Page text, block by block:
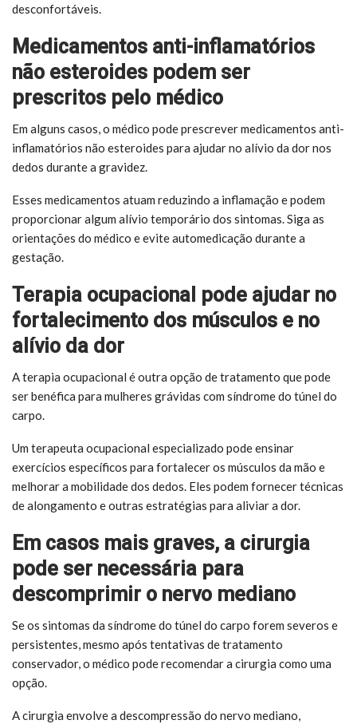
desconfortáveis.
Medicamentos anti-inflamatórios
não esteroides podem ser
prescritos pelo médico
Em alguns casos, o médico pode prescrever medicamentos anti-
inflamatórios não esteroides para ajudar no alívio da dor nos
dedos durante a gravidez.
Esses medicamentos atuam reduzindo a inflamação e podem
proporcionar algum alívio temporário dos sintomas. Siga as
orientações do médico e evite automedicação durante a
gestação.
Terapia ocupacional pode ajudar no
fortalecimento dos músculos e no
alívio da dor
A terapia ocupacional é outra opção de tratamento que pode
ser benéfica para mulheres grávidas com síndrome do túnel do
carpo.
Um terapeuta ocupacional especializado pode ensinar
exercícios específicos para fortalecer os músculos da mão e
melhorar a mobilidade dos dedos. Eles podem fornecer técnicas
de alongamento e outras estratégias para aliviar a dor.
Em casos mais graves, a cirurgia
pode ser necessária para
descomprimir o nervo mediano
Se os sintomas da síndrome do túnel do carpo forem severos e
persistentes, mesmo após tentativas de tratamento
conservador, o médico pode recomendar a cirurgia como uma
opção.
A cirurgia envolve a descompressão do nervo mediano,